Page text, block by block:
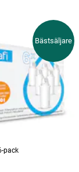
Bästsäljare
pack